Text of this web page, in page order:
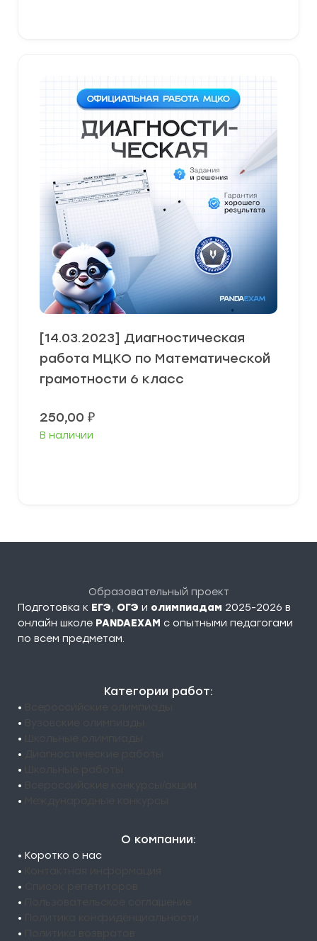
[14.03.2023] Диагностическая
работа МЦКО по Математической
грамотности 6 класс
250,00 ₽
В наличии
Образовательный проект
Подготовка к ЕГЭ, ОГЭ и олимпиадам 2025-2026 в
онлайн школе PANDAEXAM c опытными педагогами
по всем предметам.
Категории работ:
•
•
•
•
•
•
•
О компании:
• Коротко о нас
•
•
•
•
•